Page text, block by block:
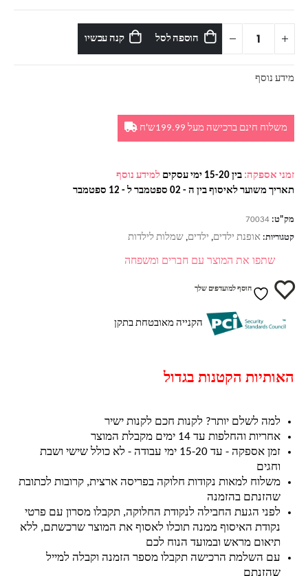
הוספה לסל קנה עכשיו
מידע נוסף
משלוח חינם ברכישה מעל 199.99ש'ח
זמני אספקה: בין 15-20 ימי עסקים
למידע נוסף
תאריך משוער לאיסוף בין ה - 02 ספטמבר ל - 12 ספטמבר
מק"ט: 70034
קטגוריות: אופנת ילדים, ילדים, שמלות לילדות
שתפו את המוצר עם חברים ומשפחה
הוסף למועדפים שלך
הקנייה מאובטחת בתקן
האותיות הקטנות בגדול
למה לשלם יותר? לקנות חכם לקנות ישיר
אחריות והחלפות עד 14 ימים מקבלת המוצר
זמן אספקה - עד 15-20 ימי עבודה - לא כולל שישי ושבת
וחגים
משלוח למאות נקודות חלוקה בפריסה ארצית, קרובות לכתובת
שהזנתם בהזמנה
לפני הגעת החבילה לנקודת החלוקה, תקבלו מסרון עם פרטי
נקודת האיסוף ממנה תוכלו לאסוף את המוצר שרכשתם, ללא
תיאום מראש ובמועד הנוח לכם
עם השלמת הרכישה תקבלו מספר הזמנה וקבלה למייל
שהזנתם